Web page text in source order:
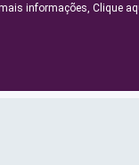
informações, Clique